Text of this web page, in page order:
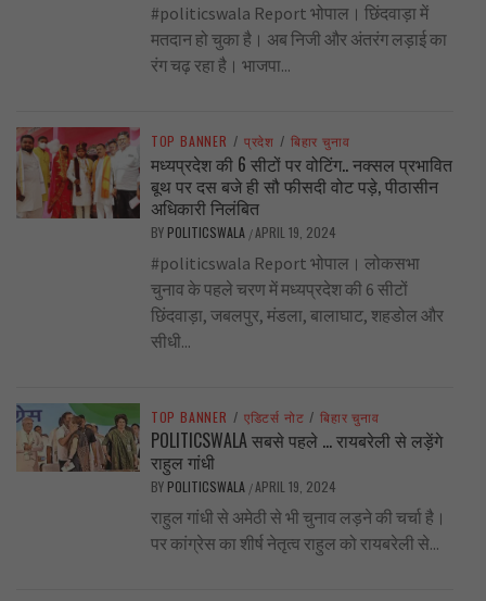
#politicswala Report भोपाल। छिंदवाड़ा में
मतदान हो चुका है। अब निजी और अंतरंग लड़ाई का
रंग चढ़ रहा है। भाजपा...
TOP BANNER / प्रदेश / बिहार चुनाव
मध्यप्रदेश की 6 सीटों पर वोटिंग.. नक्सल प्रभावित
बूथ पर दस बजे ही सौ फीसदी वोट पड़े, पीठासीन
अधिकारी निलंबित
BY POLITICSWALA /APRIL 19, 2024
#politicswala Report भोपाल। लोकसभा
चुनाव के पहले चरण में मध्यप्रदेश की 6 सीटों
छिंदवाड़ा, जबलपुर, मंडला, बालाघाट, शहडोल और
सीधी...
TOP BANNER / एडिटर्स नोट / बिहार चुनाव
POLITICSWALA सबसे पहले … रायबरेली से लड़ेंगे
राहुल गांधी
BY POLITICSWALA /APRIL 19, 2024
राहुल गांधी से अमेठी से भी चुनाव लड़ने की चर्चा है।
पर कांग्रेस का शीर्ष नेतृत्व राहुल को रायबरेली से...